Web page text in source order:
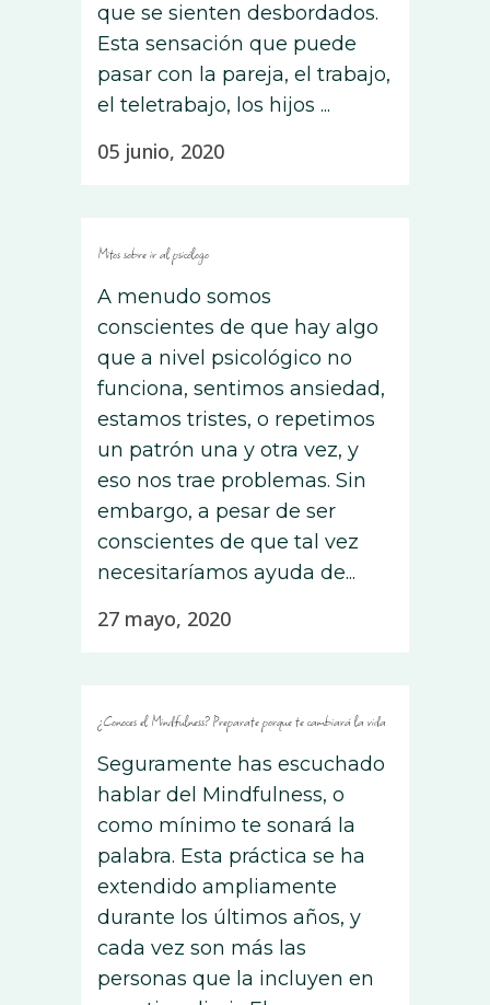
que se sienten desbordados.
Esta sensación que puede
pasar con la pareja, el trabajo,
el teletrabajo, los hijos ...
05 junio, 2020
Mitos sobre ir al psicólogo
A menudo somos
conscientes de que hay algo
que a nivel psicológico no
funciona, sentimos ansiedad,
estamos tristes, o repetimos
un patrón una y otra vez, y
eso nos trae problemas. Sin
embargo, a pesar de ser
conscientes de que tal vez
necesitaríamos ayuda de...
27 mayo, 2020
¿Conoces el Mindfulness? Preparate porque te cambiará la vida
Seguramente has escuchado
hablar del Mindfulness, o
como mínimo te sonará la
palabra. Esta práctica se ha
extendido ampliamente
durante los últimos años, y
cada vez son más las
personas que la incluyen en